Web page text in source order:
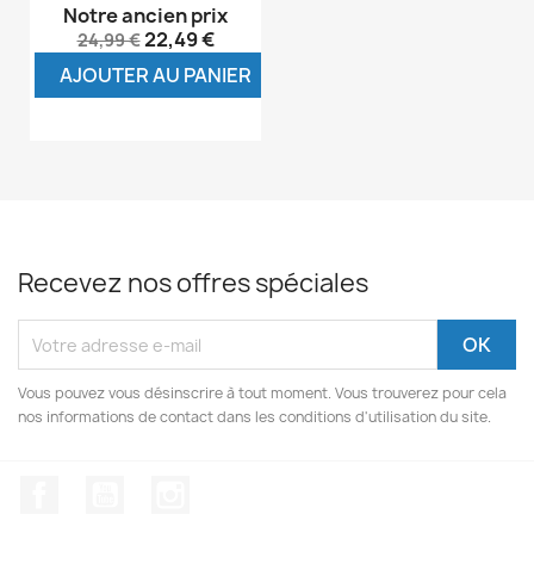
Notre ancien prix
24,99 €22,49 €
AJOUTER AU PANIER
Recevez nos offres spéciales
Vous pouvez vous désinscrire à tout moment. Vous trouverez pour cela
nos informations de contact dans les conditions d'utilisation du site.